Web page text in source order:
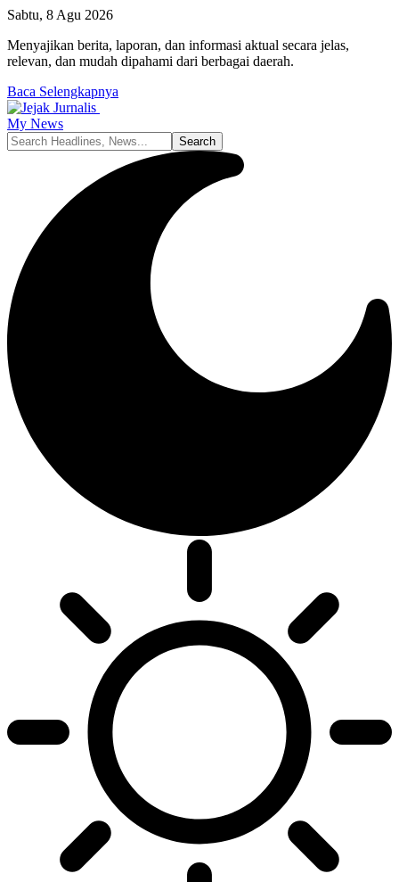
Sabtu, 8 Agu 2026
Menyajikan berita, laporan, dan informasi aktual secara jelas,
relevan, dan mudah dipahami dari berbagai daerah.
Baca Selengkapnya
My News